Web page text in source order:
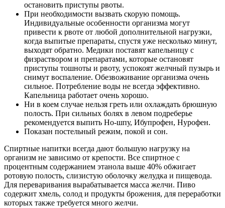
остановить приступы рвоты.
При необходимости вызвать скорую помощь.
Индивидуальные особенности организма могут
привести к рвоте от любой дополнительной нагрузки,
когда выпитые препараты, спустя уже несколько минут,
выходят обратно. Медики поставят капельницу с
физраствором и препаратами, которые остановят
приступы тошноты и рвоту, успокоят желчный пузырь и
снимут воспаление. Обезвоживание организма очень
сильное. Потребление воды не всегда эффективно.
Капельница работает очень хорошо.
Ни в коем случае нельзя греть или охлаждать брюшную
полость. При сильных болях в левом подреберье
рекомендуется выпить Но-шпу, Ибупрофен, Нурофен.
Показан постельный режим, покой и сон.
Спиртные напитки всегда дают большую нагрузку на
организм не зависимо от крепости. Все спиртное с
процентным содержанием этанола выше 40% обжигает
ротовую полость, слизистую оболочку желудка и пищевода.
Для переваривания вырабатывается масса желчи. Пиво
содержит хмель, солод и продукты брожения, для переработки
которых также требуется много желчи.